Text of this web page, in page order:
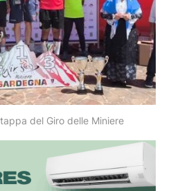
del Giro delle Miniere